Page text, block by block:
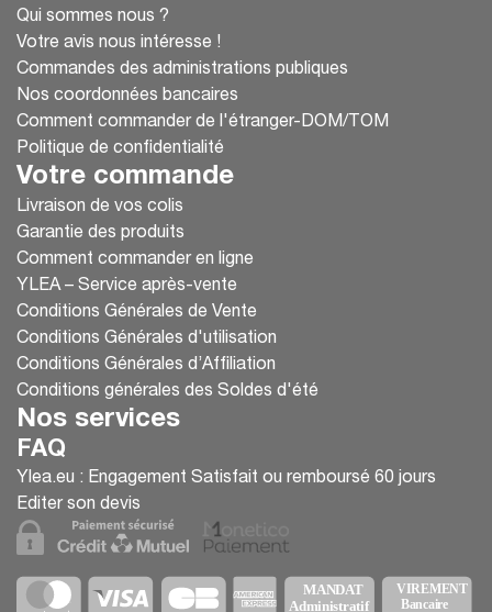
Qui sommes nous ?
Votre avis nous intéresse !
Commandes des administrations publiques
Nos coordonnées bancaires
Comment commander de l'étranger-DOM/TOM
Politique de confidentialité
Votre commande
Livraison de vos colis
Garantie des produits
Comment commander en ligne
YLEA – Service après-vente
Conditions Générales de Vente
Conditions Générales d'utilisation
Conditions Générales d’Affiliation
Conditions générales des Soldes d'été
Nos services
FAQ
Ylea.eu : Engagement Satisfait ou remboursé 60 jours
Editer son devis